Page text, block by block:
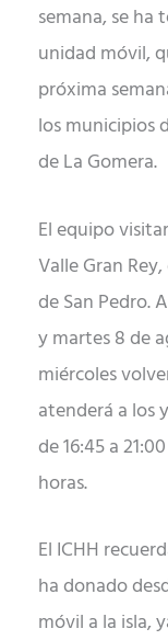
semana, se ha
unidad móvil,
próxima
los municipios
de La Gomera.
El equipo
Valle Gran
de San Pedro.
y martes 8 de
miércoles
atenderá a los
de 16:45 a
horas.
El ICHH
ha donado
móvil a la isla,